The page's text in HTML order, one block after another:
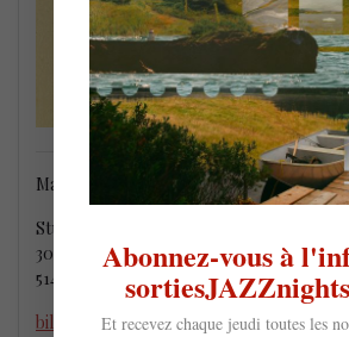
Mardi le 13 décembre @ 21 h
Studio TD
305 Ste-Catherine O.
514-492-1775
billetterie
Abonnez-vous à
Et recevez chaque jeudi toutes les